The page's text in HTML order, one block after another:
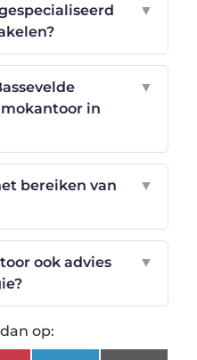
▼
in
▼
bereiken van
▼
ook advies
▼
op: